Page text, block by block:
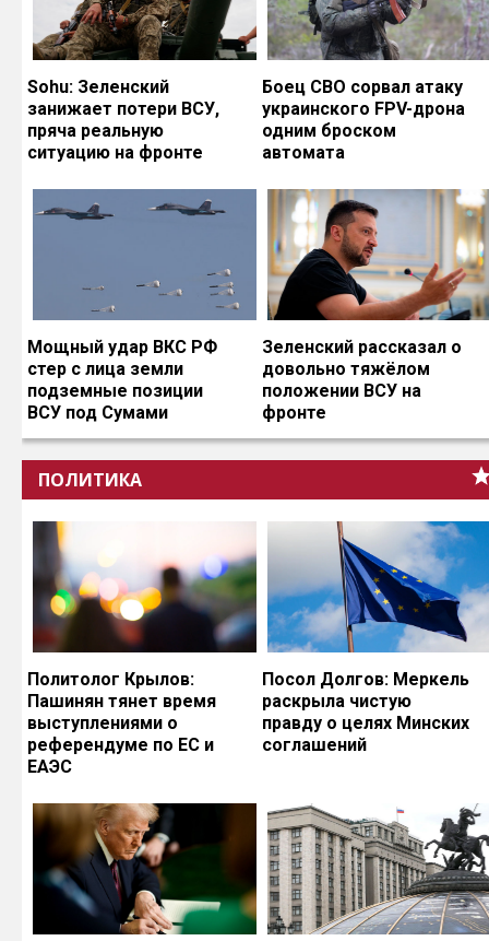
Sohu: Зеленский
занижает потери ВСУ,
пряча реальную
ситуацию на фронте
Боец СВО сорвал атаку
украинского FPV-дрона
одним броском
автомата
Мощный удар ВКС РФ
стер с лица земли
подземные позиции
ВСУ под Сумами
Зеленский рассказал о
довольно тяжёлом
положении ВСУ на
фронте
ПОЛИТИКА
Политолог Крылов:
Пашинян тянет время
выступлениями о
референдуме по ЕС и
ЕАЭС
Посол Долгов: Меркель
раскрыла чистую
правду о целях Минских
соглашений